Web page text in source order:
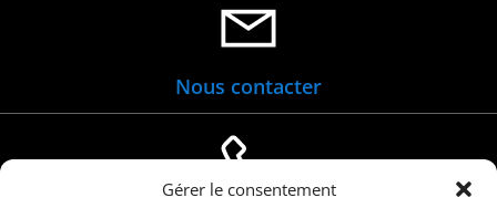
Gérer le consentement
Nous contacter